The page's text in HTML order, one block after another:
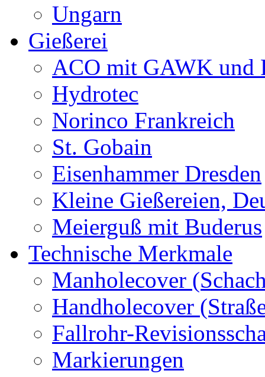
Ungarn
Gießerei
ACO mit GAWK und
Hydrotec
Norinco Frankreich
St. Gobain
Eisenhammer Dresden
Kleine Gießereien,
Meierguß mit Buderus
Technische Merkmale
Manholecover
Handholecover
Fallrohr-
Markierungen